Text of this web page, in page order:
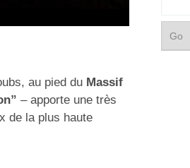
au pied du Massif
– apporte une très
de la plus haute